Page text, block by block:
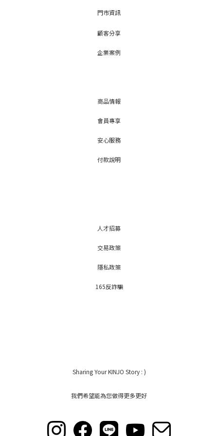
門市資訊
顧客分享
企業案例
商品情報
會員專享
安心服務
付款說明
人才招募
交易政策
隱私政策
165反詐騙
Sharing Your KINJO Story : )
我們希望能為您做得更多更好